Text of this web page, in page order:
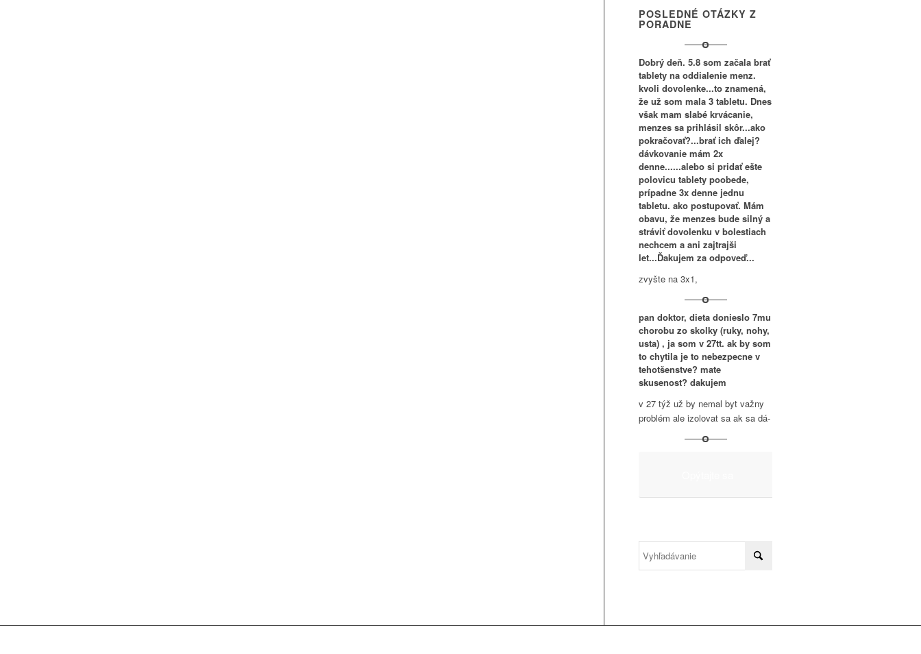
POSLEDNÉ OTÁZKY Z
PORADNE
Dobrý deň. 5.8 som začala brať
tablety na oddialenie menz.
kvoli dovolenke...to znamená,
že už som mala 3 tabletu. Dnes
však mam slabé krvácanie,
menzes sa prihlásil skôr...ako
pokračovať?...brať ich ďalej?
dávkovanie mám 2x
denne......alebo si pridať ešte
polovicu tablety poobede,
prípadne 3x denne jednu
tabletu. ako postupovať. Mám
obavu, že menzes bude silný a
stráviť dovolenku v bolestiach
nechcem a ani zajtrajši
let...Ďakujem za odpoveď...
zvyšte na 3x1,
pan doktor, dieta donieslo 7mu
chorobu zo skolky (ruky, nohy,
usta) , ja som v 27tt. ak by som
to chytila je to nebezpecne v
tehotšenstve? mate
skusenost? dakujem
v 27 týž už by nemal byt važny
problém ale izolovat sa ak sa dá-